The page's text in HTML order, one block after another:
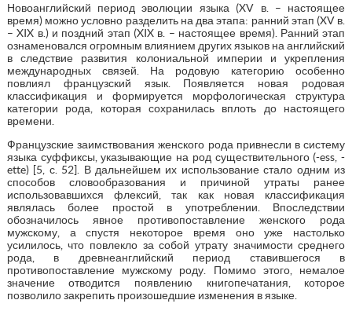
Новоанглийский период эволюции языка (XV в. – настоящее
время) можно условно разделить на два этапа: ранний этап (XV в.
– XIX в.) и поздний этап (XIX в. – настоящее время). Ранний этап
ознаменовался огромным влиянием других языков на английский
в следствие развития колониальной империи и укрепления
международных связей. На родовую категорию особенно
повлиял французский язык. Появляется новая родовая
классификация и формируется морфологическая структура
категории рода, которая сохранилась вплоть до настоящего
времени.
Французские заимствования женского рода привнесли в систему
языка суффиксы, указывающие на род существительного (-ess, -
ette) [5, с. 52]. В дальнейшем их использование стало одним из
способов словообразования и причиной утраты ранее
использовавшихся флексий, так как новая классификация
являлась более простой в употреблении. Впоследствии
обозначилось явное противопоставление женского рода
мужскому, а спустя некоторое время оно уже настолько
усилилось, что повлекло за собой утрату значимости среднего
рода, в древнеанглийский период ставившегося в
противопоставление мужскому роду. Помимо этого, немалое
значение отводится появлению книгопечатания, которое
позволило закрепить произошедшие изменения в языке.